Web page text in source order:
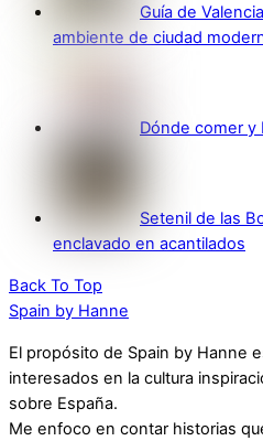
Guía de
ambiente de ciudad
Dónde comer y
Setenil de las
enclavado en acantilados
Back To Top
Spain by Hanne
El propósito de Spain by Hanne
interesados en la cultura
sobre España.
Me enfoco en contar historias